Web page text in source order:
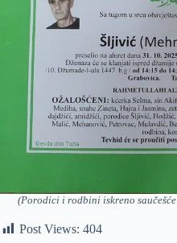
(Porodici i rodbini iskreno
Post Views: 404